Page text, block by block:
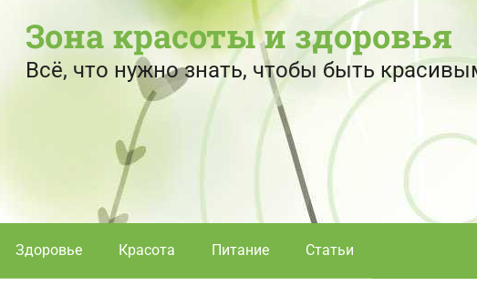
Зона красоты и здоровья
Всё, что нужно знать, чтобы быть
Здоровье Красота Питание Статьи